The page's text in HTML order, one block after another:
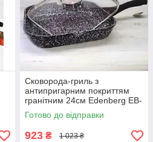
Сковорода-гриль з
антипригарним покриттям
гранітним 24см Edenberg EB-
3307 Сковорода гриль з
кришкою
Готово до відправки
923 ₴ 1 023 ₴